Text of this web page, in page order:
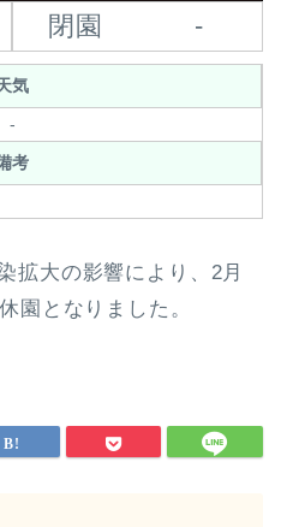
閉園 -
気
-
考
拡大の影響により、2月
園となりました。